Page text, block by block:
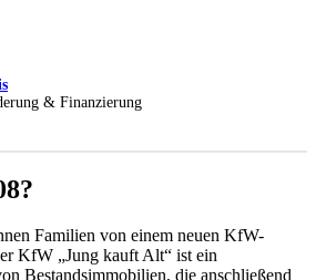
& Finanzierung
Familien von einem neuen KfW-
KfW „Jung kauft Alt“ ist ein
Bestandsimmobilien, die anschließend